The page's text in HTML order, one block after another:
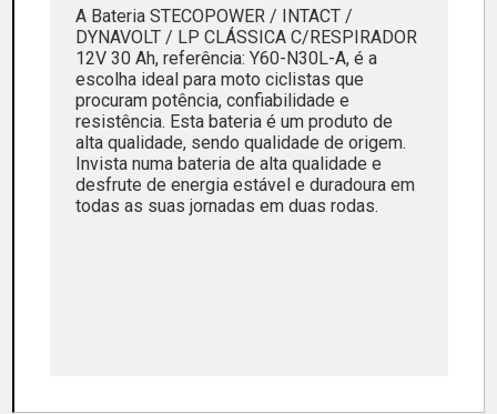
A Bateria STECOPOWER / INTACT /
DYNAVOLT / LP CLÁSSICA C/RESPIRADOR
12V 30 Ah, referência: Y60-N30L-A, é a
escolha ideal para moto ciclistas que
procuram potência, confiabilidade e
resistência. Esta bateria é um produto de
alta qualidade, sendo qualidade de origem.
Invista numa bateria de alta qualidade e
desfrute de energia estável e duradoura em
todas as suas jornadas em duas rodas.